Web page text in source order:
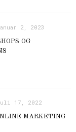
2, 2023
OG
17, 2022
MARKETING